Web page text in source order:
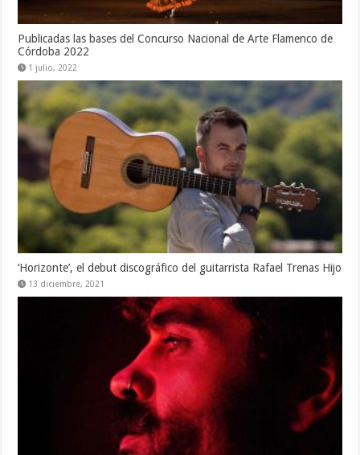
Publicadas las bases del Concurso Nacional de Arte Flamenco de
Córdoba 2022
1 julio, 2022
‘Horizonte’, el debut discográfico del guitarrista Rafael Trenas Hijo
13 diciembre, 2021